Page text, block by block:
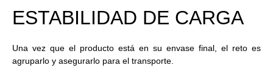
ESTABILIDAD DE CARGA
Una vez que el producto está en su envase final, el reto es
agruparlo y asegurarlo para el transporte.